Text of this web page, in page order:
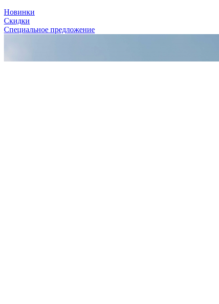
Новинки
Скидки
Специальное предложение